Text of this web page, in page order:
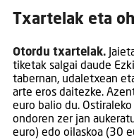
Txartelak eta
Otordu txartelak.
tiketak salgai daude
tabernan, udaletxean
arte eros daitezke.
euro balio du.
ondoren zer jan
euro) edo oilaskoa (30